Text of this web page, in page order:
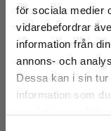
för sociala medier
vidarebefordrar
information från
annons- och
Dessa kan i sin
information som
Det verkar
147